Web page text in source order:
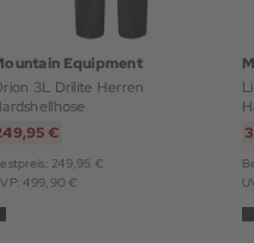
Equipment
3L Drilite Herren
€
249,95 €
499,90 €